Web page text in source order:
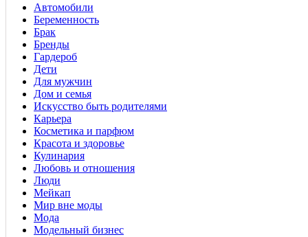
Автомобили
Беременность
Брак
Бренды
Гардероб
Дети
Для мужчин
Дом и семья
Искусство быть родителями
Карьера
Косметика и парфюм
Красота и здоровье
Кулинария
Любовь и отношения
Люди
Мейкап
Мир вне моды
Мода
Модельный бизнес